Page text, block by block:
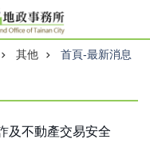
其他 首頁-最新消息
及不動產交易安全